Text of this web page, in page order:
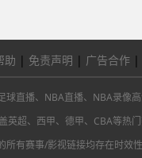
助 | 免责声明 | 广告合作 |
球直播、NBA直播、NBA录像
盖英超、西甲、德甲、CBA等热
所有赛事/影视链接均存在时效